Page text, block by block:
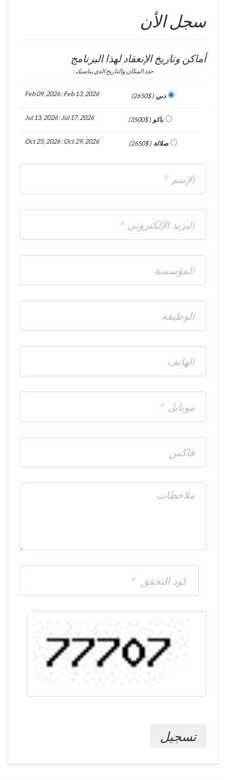
سجل الأن
أماكن وتاريخ الإنعقاد لهذا البرنامج
حدد المكان والتاريخ الذي يناسبك :
دبي ( 2650$)
Feb 09, 2026 : Feb 13, 2026
باكو ( 3500$)
Jul 13, 2026 : Jul 17, 2026
صلالة ( 2650$)
Oct 25, 2026 : Oct 29, 2026
تسجيل